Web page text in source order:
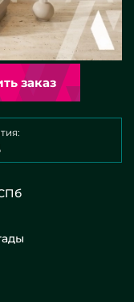
Оформить заказ